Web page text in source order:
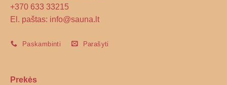
+370 633 33215
El. paštas: info@sauna.lt
Paskambinti Parašyti
Prekės